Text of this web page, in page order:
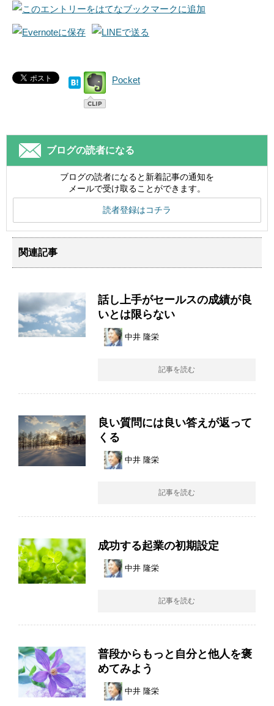
Pocket
ブログの読者になる
ブログの読者になると新着記事の通知を
メールで受け取ることができます。
読者登録はコチラ
関連記事
話し上手がセールスの成績が良
いとは限らない
中井 隆栄
記事を読む
良い質問には良い答えが返って
くる
中井 隆栄
記事を読む
成功する起業の初期設定
中井 隆栄
記事を読む
普段からもっと自分と他人を褒
めてみよう
中井 隆栄